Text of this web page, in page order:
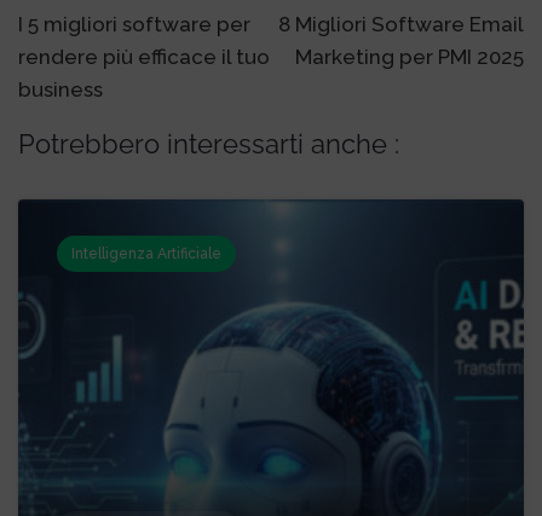
navigation
I 5 migliori software per
rendere più efficace il tuo
business
8 Migliori Software Email
Marketing per PMI 2025
Potrebbero interessarti anche :
Intelligenza Artificiale